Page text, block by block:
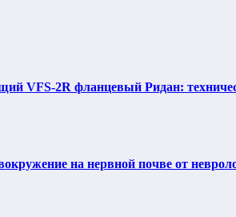
VFS-2R фланцевый Ридан:
на нервной почве от